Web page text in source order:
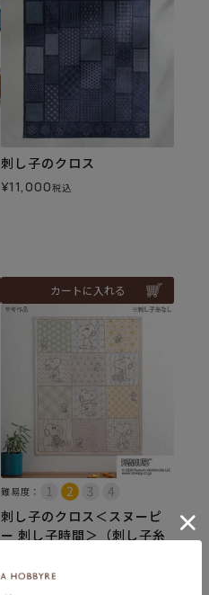
刺し子のクロス
¥11,000税込
カートに入れる
難易度：
刺し子のクロス＜スヌーピ
ー 刺し子時間＞（刺し子糸
¥ 5,060税込